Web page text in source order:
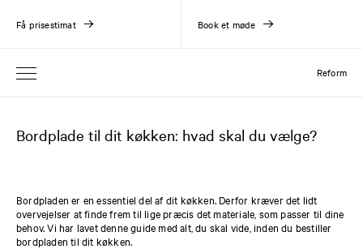
Reform
Få prisestimat Book et møde
Bordplade til dit køkken: hvad skal du vælge?
Bordpladen er en essentiel del af dit køkken. Derfor kræver det lidt
overvejelser at finde frem til lige præcis det materiale, som passer til dine
behov. Vi har lavet denne guide med alt, du skal vide, inden du bestiller
bordpladen til dit køkken.